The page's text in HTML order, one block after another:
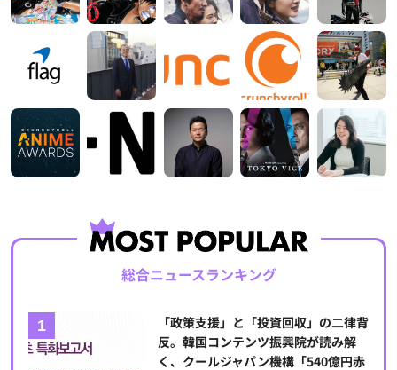
総合ニュースランキング
「政策支援」と「投資回収」の二律背
反。韓国コンテンツ振興院が読み解
く、クールジャパン機構「540億円赤